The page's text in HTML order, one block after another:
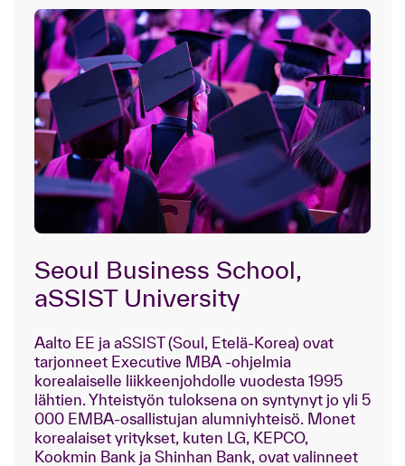
Seoul Business School,
aSSIST University
Aalto EE ja aSSIST (Soul, Etelä-Korea) ovat
tarjonneet Executive MBA -ohjelmia
korealaiselle liikkeenjohdolle vuodesta 1995
lähtien. Yhteistyön tuloksena on syntynyt jo yli 5
000 EMBA-osallistujan alumniyhteisö. Monet
korealaiset yritykset, kuten LG, KEPCO,
Kookmin Bank ja Shinhan Bank, ovat valinneet